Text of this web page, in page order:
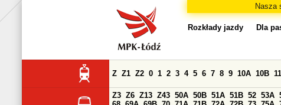
Nasza
Rozkłady jazdy Dla
Z Z1 Z2 0 1 2 3 4 5 6 7 8 9 10A 10B 11
Z3 Z6 Z13 Z43 50A 50B 51A 51B 52 53A